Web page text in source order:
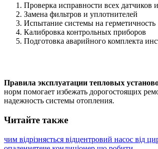
Проверка исправности всех датчиков
Замена фильтров и уплотнителей
Испытание системы на герметичность
Калибровка контрольных приборов
Подготовка аварийного комплекта
Правила эксплуатации тепловых
норм помогает избежать дорогостоящих
надежность системы отопления.
Читайте также
чим відрізняється відцентровий насос від